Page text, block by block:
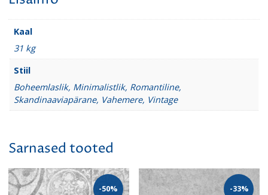
Kaal
31 kg
Stiil
Boheemlaslik, Minimalistlik, Romantiline,
Skandinaaviapärane, Vahemere, Vintage
Sarnased tooted
-50% -33%